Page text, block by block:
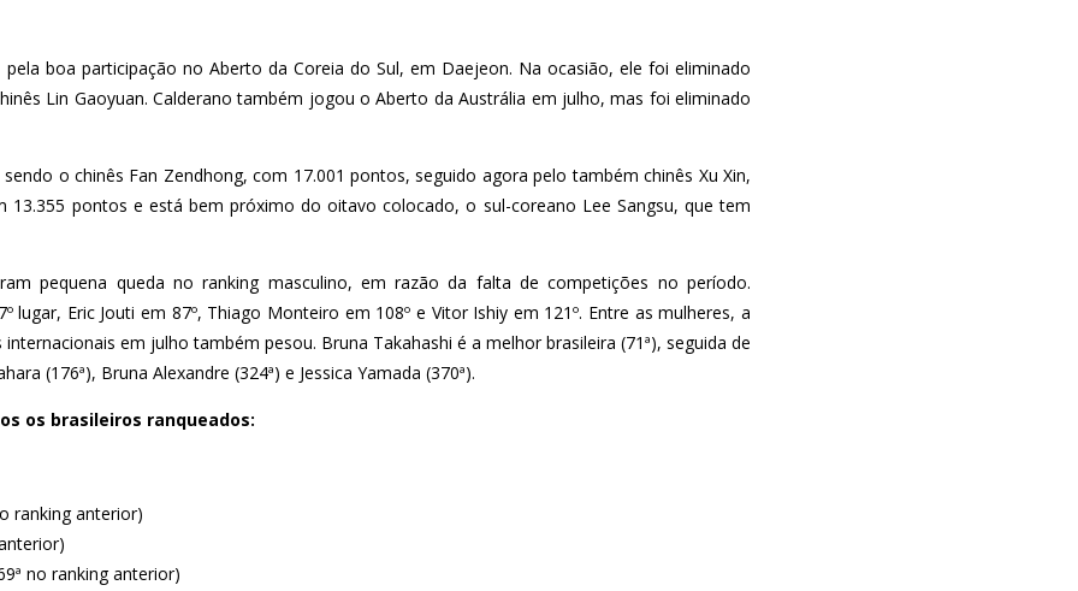
boa participação no Aberto da Coreia do Sul, em Daejeon. Na ocasião, ele foi eliminado
Lin Gaoyuan. Calderano também jogou o Aberto da Austrália em julho, mas foi eliminado
o chinês Fan Zendhong, com 17.001 pontos, seguido agora pelo também chinês Xu Xin,
13.355 pontos e está bem próximo do oitavo colocado, o sul-coreano Lee Sangsu, que tem
pequena queda no ranking masculino, em razão da falta de competições no período.
lugar, Eric Jouti em 87º, Thiago Monteiro em 108º e Vitor Ishiy em 121º. Entre as mulheres, a
em julho também pesou. Bruna Takahashi é a melhor brasileira (71ª), seguida de
(176ª), Bruna Alexandre (324ª) e Jessica Yamada (370ª).
os brasileiros ranqueados:
ranking anterior)
no ranking anterior)